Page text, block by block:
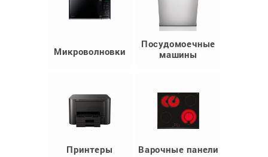
Микроволновки
Посудомоечные
машины
Принтеры Варочные панели